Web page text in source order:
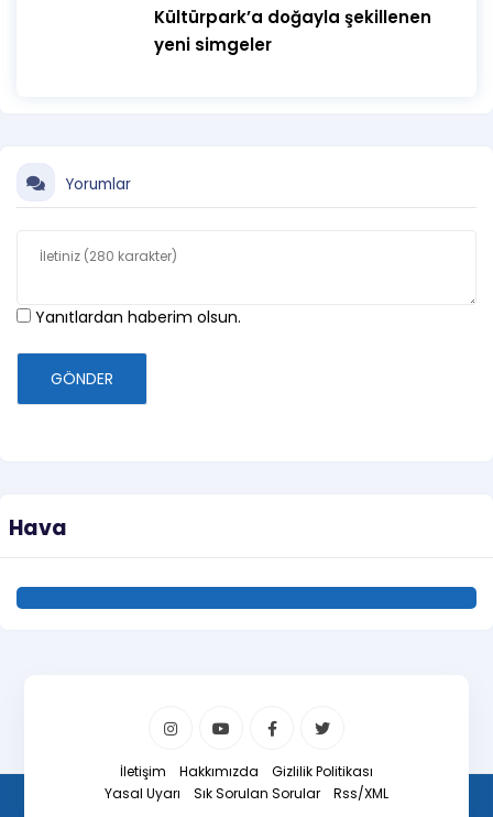
Kültürpark’a doğayla şekillenen
yeni simgeler
Yorumlar
Yanıtlardan haberim olsun.
GÖNDER
Hava
İletişim Hakkımızda
Gizlilik Politikası
Yasal Uyarı
Sık Sorulan Sorular Rss/XML